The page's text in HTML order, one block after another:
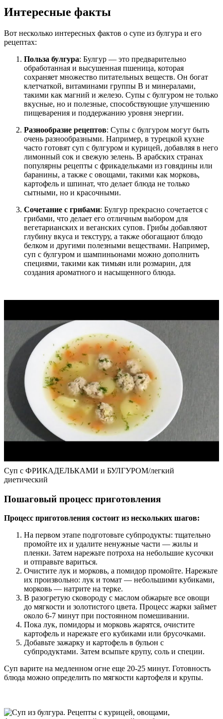
Интересные факты
Вот несколько интересных фактов о супе из булгура и его
рецептах:
Польза булгура: Булгур — это предварительно
обработанная и высушенная пшеница, которая
сохраняет множество питательных веществ. Он богат
клетчаткой, витаминами группы B и минералами,
такими как магний и железо. Супы с булгуром не только
вкусные, но и полезные, способствующие улучшению
пищеварения и поддержанию уровня энергии.
Разнообразие рецептов: Супы с булгуром могут быть
очень разнообразными. Например, в турецкой кухне
часто готовят суп с булгуром и курицей, добавляя в него
лимонный сок и свежую зелень. В арабских странах
популярны рецепты с фрикадельками из говядины или
баранины, а также с овощами, такими как морковь,
картофель и шпинат, что делает блюда не только
сытными, но и красочными.
Сочетание с грибами: Булгур прекрасно сочетается с
грибами, что делает его отличным выбором для
вегетарианских и веганских супов. Грибы добавляют
глубину вкуса и текстуру, а также обогащают блюдо
белком и другими полезными веществами. Например,
суп с булгуром и шампиньонами можно дополнить
специями, такими как тимьян или розмарин, для
создания ароматного и насыщенного блюда.
Суп с ФРИКАДЕЛЬКАМИ и БУЛГУРОМ/легкий
диетический
Пошаговый процесс приготовления
Процесс приготовления состоит из нескольких шагов:
На первом этапе подготовьте субпродукты: тщательно
промойте их и удалите ненужные части — жилы и
пленки. Затем нарежьте потроха на небольшие кусочки
и отправьте вариться.
Очистите лук и морковь, а помидор промойте. Нарежьте
их произвольно: лук и томат — небольшими кубиками,
морковь — натрите на терке.
В разогретую сковороду с маслом обжарьте все овощи
до мягкости и золотистого цвета. Процесс жарки займет
около 6-7 минут при постоянном помешивании.
Пока лук, помидоры и морковь жарятся, очистите
картофель и нарежьте его кубиками или брусочками.
Добавьте зажарку и картофель в бульон с
субпродуктами. Затем всыпьте крупу, соль и специи.
Суп варите на медленном огне еще 20-25 минут. Готовность
блюда можно определить по мягкости картофеля и крупы.